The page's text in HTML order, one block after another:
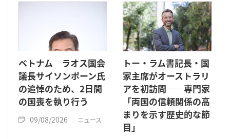
ベトナム ラオス国会
議長サイソンポーン氏
の追悼のため、2日間
の国喪を執り行う
09/08/2026 ニュース
トー・ラム書記長・国
家主席がオーストラリ
アを初訪問――専門家
「両国の信頼関係の高
まりを示す歴史的な節
目」